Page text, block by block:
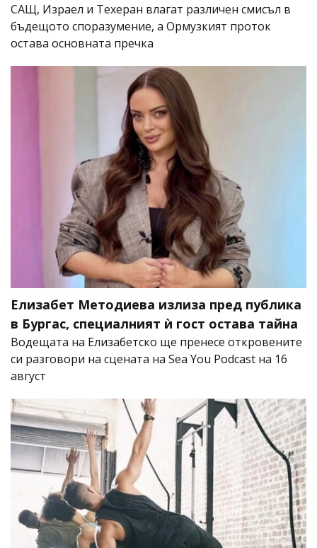
САЩ, Израел и Техеран влагат различен смисъл в
бъдещото споразумение, а Ормузкият проток
остава основната пречка
Елизабет Методиева излиза пред публика
в Бургас, специалният ѝ гост остава тайна
Водещата на Елизабетско ще пренесе откровените
си разговори на сцената на Sea You Podcast на 16
август